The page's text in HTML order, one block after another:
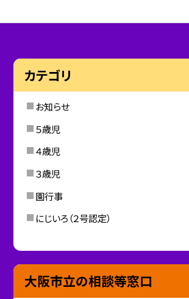
カテゴリ
お知らせ
５歳児
４歳児
３歳児
園行事
にじいろ（２号認定）
大阪市立の相談等窓口